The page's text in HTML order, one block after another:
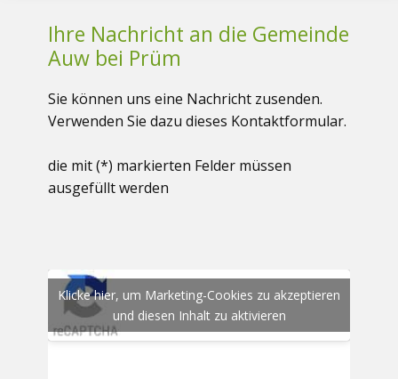
Ihre Nachricht an die Geme​inde
Auw bei Prüm
Sie können uns eine Nachricht zusenden.
Verwenden Sie dazu dieses Kontaktformular.
die mit (*) markierten Felder müssen
ausgefüllt werden
Klicke hier, um Marketing-Cookies zu akzeptieren
und diesen Inhalt zu aktivieren